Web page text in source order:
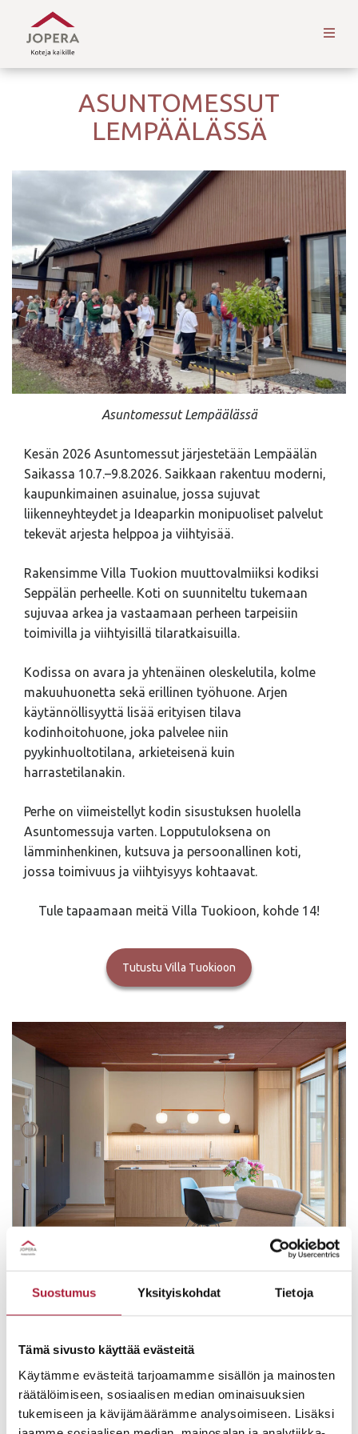
Suostumus Yksityiskohdat Tietoja
Tämä sivusto käyttää evästeitä
Käytämme evästeitä tarjoamamme sisällön ja mainosten
räätälöimiseen, sosiaalisen median ominaisuuksien
tukemiseen ja kävijämäärämme analysoimiseen. Lisäksi
ASUNTOMESSUT
LEMPÄÄLÄSSÄ
Asuntomessut Lempäälässä
Kesän 2026 Asuntomessut järjestetään Lempäälän
Saikassa 10.7.–9.8.2026. Saikkaan rakentuu moderni,
kaupunkimainen asuinalue, jossa sujuvat
liikenneyhteydet ja Ideaparkin monipuoliset palvelut
tekevät arjesta helppoa ja viihtyisää.
Rakensimme Villa Tuokion muuttovalmiiksi kodiksi
Seppälän perheelle. Koti on suunniteltu tukemaan
sujuvaa arkea ja vastaamaan perheen tarpeisiin
toimivilla ja viihtyisillä tilaratkaisuilla.
Kodissa on avara ja yhtenäinen oleskelutila, kolme
makuuhuonetta sekä erillinen työhuone. Arjen
käytännöllisyyttä lisää erityisen tilava
kodinhoitohuone, joka palvelee niin
pyykinhuoltotilana, arkieteisenä kuin
harrastetilanakin.
Perhe on viimeistellyt kodin sisustuksen huolella
Asuntomessuja varten. Lopputuloksena on
lämminhenkinen, kutsuva ja persoonallinen koti,
jossa toimivuus ja viihtyisyys kohtaavat.
Tule tapaamaan meitä Villa Tuokioon, kohde 14!
Tutustu Villa Tuokioon
JOPERA
Jopera – yksilöllisten muuttovalmiiden
suomalaisia koteja jo neljällä vuosikymmenellä.
Olemme toteuttaneet tuhansia unelmia omasta